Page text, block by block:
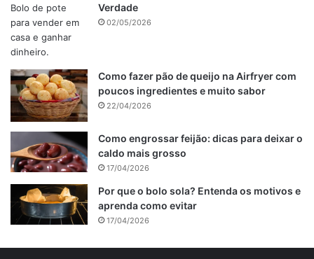
Verdade
02/05/2026
Como fazer pão de queijo na Airfryer com
poucos ingredientes e muito sabor
22/04/2026
Como engrossar feijão: dicas para deixar o
caldo mais grosso
17/04/2026
Por que o bolo sola? Entenda os motivos e
aprenda como evitar
17/04/2026